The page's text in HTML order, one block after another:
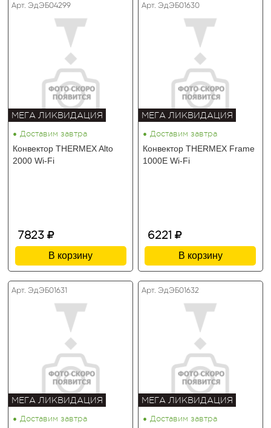
Арт. ЭдЭБ04299
МЕГА ЛИКВИДАЦИЯ
• Доставим завтра
Конвектор THERMEX Alto
2000 Wi-Fi
7823
В корзину
Арт. ЭдЭБ01630
МЕГА ЛИКВИДАЦИЯ
• Доставим завтра
Конвектор THERMEX Frame
1000E Wi-Fi
6221
В корзину
Арт. ЭдЭБ01631
МЕГА ЛИКВИДАЦИЯ
• Доставим завтра
Арт. ЭдЭБ01632
МЕГА ЛИКВИДАЦИЯ
• Доставим завтра